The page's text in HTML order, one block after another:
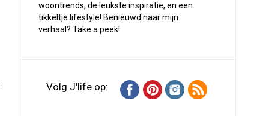
woontrends, de leukste inspiratie, en een
tikkeltje lifestyle! Benieuwd naar mijn
verhaal? Take a peek!
Volg J'life op: